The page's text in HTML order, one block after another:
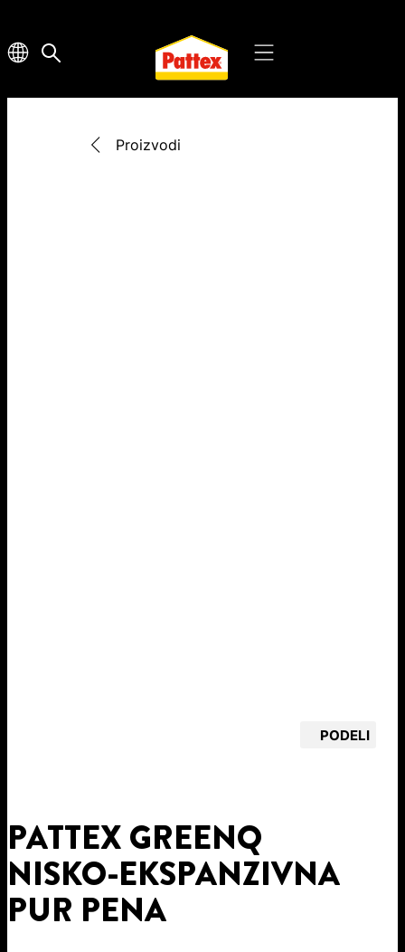
Proizvodi
PODELI
PATTEX GREENQ
NISKO-EKSPANZIVNA
PUR PENA